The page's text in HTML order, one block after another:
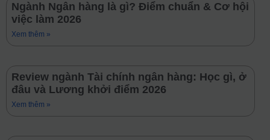
Ngành Ngân hàng là gì? Điểm chuẩn & Cơ hội
việc làm 2026
Xem thêm »
Review ngành Tài chính ngân hàng: Học gì, ở
đâu và Lương khởi điểm 2026
Xem thêm »